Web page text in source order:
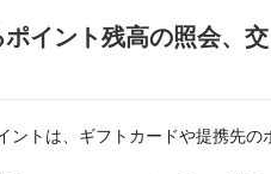
イント残高の照会、交
ントは、ギフトカードや提携先の